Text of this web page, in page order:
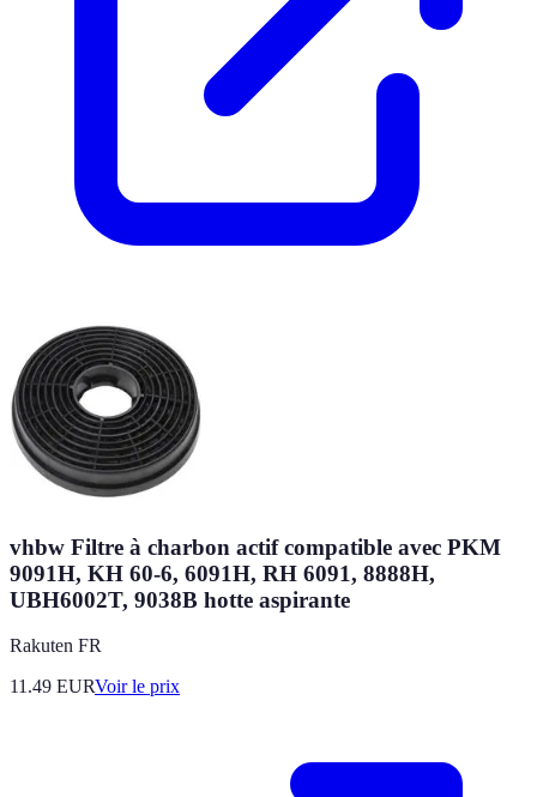
vhbw Filtre à charbon actif compatible avec PKM
9091H, KH 60-6, 6091H, RH 6091, 8888H,
UBH6002T, 9038B hotte aspirante
Rakuten FR
11.49 EURVoir le prix